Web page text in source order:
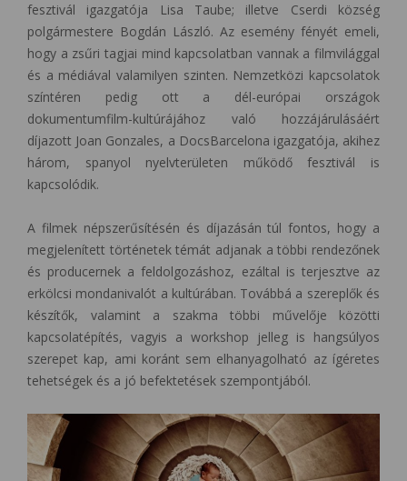
fesztivál igazgatója Lisa Taube; illetve Cserdi község
polgármestere Bogdán László. Az esemény fényét emeli,
hogy a zsűri tagjai mind kapcsolatban vannak a filmvilággal
és a médiával valamilyen szinten. Nemzetközi kapcsolatok
színtéren pedig ott a dél-európai országok
dokumentumfilm-kultúrájához való hozzájárulásáért
díjazott Joan Gonzales, a DocsBarcelona igazgatója, akihez
három, spanyol nyelvterületen működő fesztivál is
kapcsolódik.
A filmek népszerűsítésén és díjazásán túl fontos, hogy a
megjelenített történetek témát adjanak a többi rendezőnek
és producernek a feldolgozáshoz, ezáltal is terjesztve az
erkölcsi mondanivalót a kultúrában. Továbbá a szereplők és
készítők, valamint a szakma többi művelője közötti
kapcsolatépítés, vagyis a workshop jelleg is hangsúlyos
szerepet kap, ami koránt sem elhanyagolható az ígéretes
tehetségek és a jó befektetések szempontjából.